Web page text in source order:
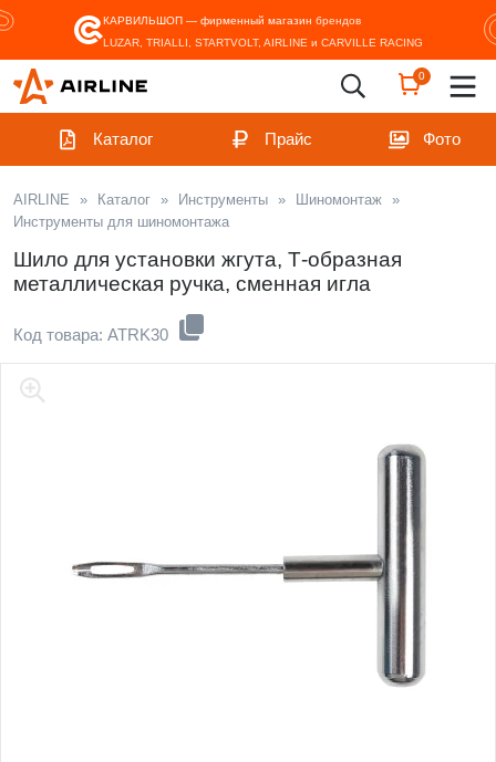
КАРВИЛЬШОП — фирменный магазин брендов
LUZAR, TRIALLI, STARTVOLT, AIRLINE и CARVILLE RACING
0
Каталог Прайс Фото
AIRLINE » Каталог » Инструменты » Шиномонтаж »
Инструменты для шиномонтажа
Шило для установки жгута, Т-образная
металлическая ручка, сменная игла
Код товара: ATRK30